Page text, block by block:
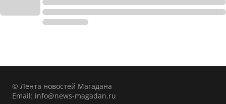
© Лента новостей Магадана
Email: info@news-magadan.ru